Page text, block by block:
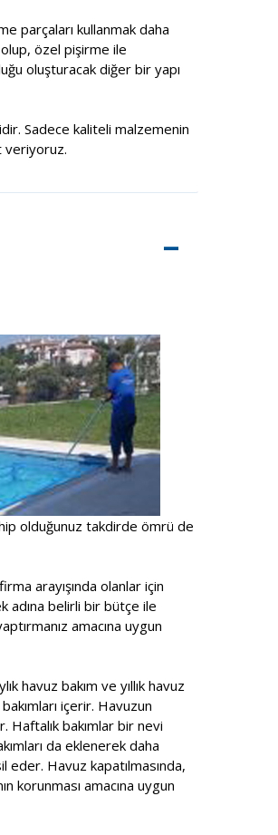
parçaları kullanmak daha
özel pişirme ile
oluşturacak diğer bir yapı
Sadece kaliteli malzemenin
veriyoruz.
–
olduğunuz takdirde ömrü de
arayışında olanlar için
adına belirli bir bütçe ile
amacına uygun
havuz bakım ve yıllık havuz
içerir. Havuzun
Haftalık bakımlar bir nevi
da eklenerek daha
eder. Havuz kapatılmasında,
korunması amacına uygun